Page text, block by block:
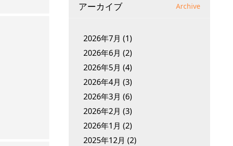
アーカイブ Archive
2026年7月 (1)
2026年6月 (2)
2026年5月 (4)
2026年4月 (3)
2026年3月 (6)
2026年2月 (3)
2026年1月 (2)
2025年12月 (2)